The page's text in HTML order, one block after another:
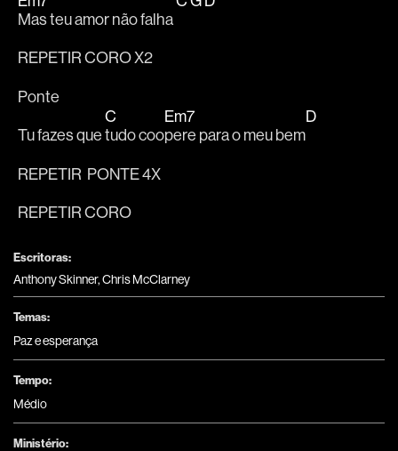
Mas teu amor não falha
REPETIR CORO X2
Ponte
Tu fazes que
C
tudo coo
Em7
pere para o meu bem
D
REPETIR  PONTE 4X
REPETIR CORO
Escritoras:
Anthony Skinner, Chris McClarney
Temas:
Paz e esperança
Tempo:
Médio
Ministério: